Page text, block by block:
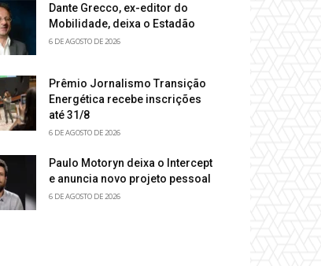
Dante Grecco, ex-editor do
Mobilidade, deixa o Estadão
6 DE AGOSTO DE 2026
Prêmio Jornalismo Transição
Energética recebe inscrições
até 31/8
6 DE AGOSTO DE 2026
Paulo Motoryn deixa o Intercept
e anuncia novo projeto pessoal
6 DE AGOSTO DE 2026